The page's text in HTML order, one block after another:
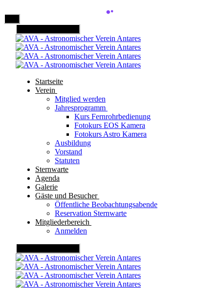
Startseite
Verein
Mitglied werden
Jahresprogramm
Kurs Fernrohrbedienung
Fotokurs EOS Kamera
Fotokurs Astro Kamera
Ausbildung
Vorstand
Statuten
Sternwarte
Agenda
Galerie
Gäste und Besucher
Öffentliche Beobachtungsabende
Reservation Sternwarte
Mitgliederbereich
Anmelden